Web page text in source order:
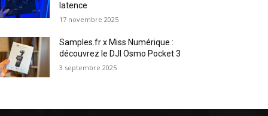
latence
17 novembre 2025
Samples.fr x Miss Numérique :
découvrez le DJI Osmo Pocket 3
3 septembre 2025